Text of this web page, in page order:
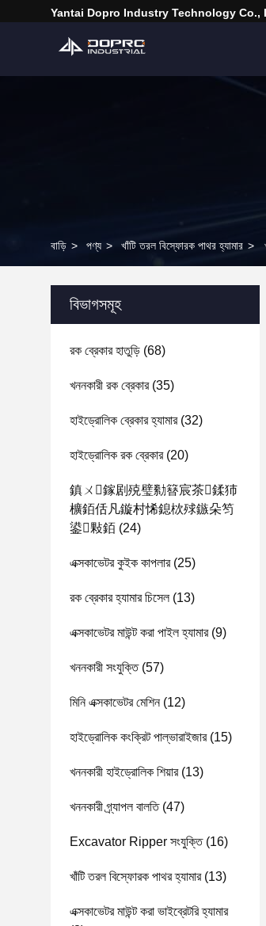
Yantai Dopro Industry Technology Co.,
বাড়ি > পণ্য > খাঁটি তরল বিস্ফোরক পাথর হ্যামার >
বিভাগসমূহ
রক ব্রেকার হাতুড়ি (68)
খননকারী রক ব্রেকার(35)
হাইড্রোলিক ব্রেকার হ্যামার(32)
হাইড্রোলিক রক ব্রেকার(20)
鎮ㄨ鎵剧殑璧勬簮宸茶鍒犻
櫎銆佸凡鏇村悕鎴栨殏鏃朵笉
鍙敤銆 (24)
এক্সকাভেটর কুইক কাপলার(25)
রক ব্রেকার হ্যামার চিসেল(13)
এক্সকাভেটর মাউন্ট করা পাইল হ্যামার(9)
খননকারী সংযুক্তি(57)
মিনি এক্সকাভেটর মেশিন(12)
হাইড্রোলিক কংক্রিট পাল্ভারাইজার(15)
খননকারী হাইড্রোলিক শিয়ার(13)
খননকারী গ্র্যাপল বালতি(47)
Excavator Ripper সংযুক্তি(16)
খাঁটি তরল বিস্ফোরক পাথর হ্যামার(13)
এক্সকাভেটর মাউন্ট করা ভাইব্রেটরি হ্যামার